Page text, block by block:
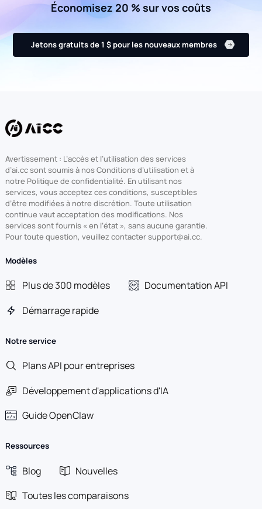
Économisez 20 % sur vos coûts
Jetons gratuits de 1 $ pour les nouveaux membres
Avertissement : L’accès et l’utilisation des services
d’ai.cc sont soumis à nos Conditions d’utilisation et à
notre Politique de confidentialité. En utilisant nos
services, vous acceptez ces conditions, susceptibles
d’être modifiées à notre discrétion. Toute utilisation
continue vaut acceptation des modifications. Nos
services sont fournis « en l’état », sans aucune garantie.
Pour toute question, veuillez contacter support@ai.cc.
Modèles
Plus de 300 modèles
Documentation API
Démarrage rapide
Notre service
Plans API pour entreprises
Développement d'applications d'IA
Guide OpenClaw
Ressources
Blog
Nouvelles
Toutes les comparaisons